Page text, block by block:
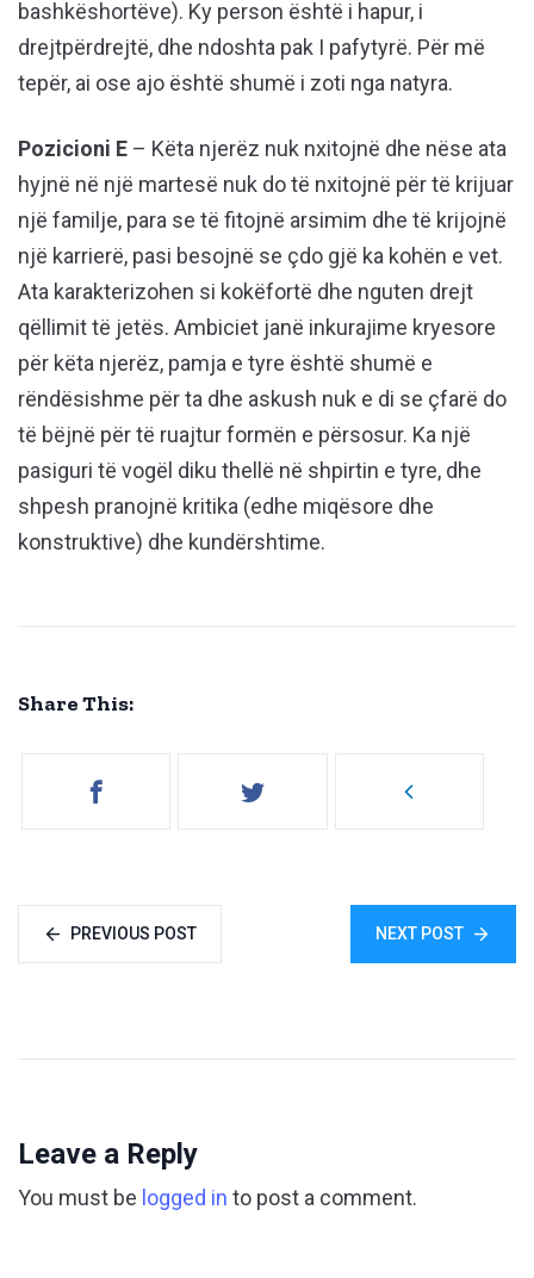
bashkëshortëve). Ky person është i hapur, i
drejtpërdrejtë, dhe ndoshta pak I pafytyrë. Për më
tepër, ai ose ajo është shumë i zoti nga natyra.
Pozicioni E – Këta njerëz nuk nxitojnë dhe nëse ata
hyjnë në një martesë nuk do të nxitojnë për të krijuar
një familje, para se të fitojnë arsimim dhe të krijojnë
një karrierë, pasi besojnë se çdo gjë ka kohën e vet.
Ata karakterizohen si kokëfortë dhe nguten drejt
qëllimit të jetës. Ambiciet janë inkurajime kryesore
për këta njerëz, pamja e tyre është shumë e
rëndësishme për ta dhe askush nuk e di se çfarë do
të bëjnë për të ruajtur formën e përsosur. Ka një
pasiguri të vogël diku thellë në shpirtin e tyre, dhe
shpesh pranojnë kritika (edhe miqësore dhe
konstruktive) dhe kundërshtime.
Share This:
PREVIOUS POST NEXT POST
Leave a Reply
You must be logged in to post a comment.